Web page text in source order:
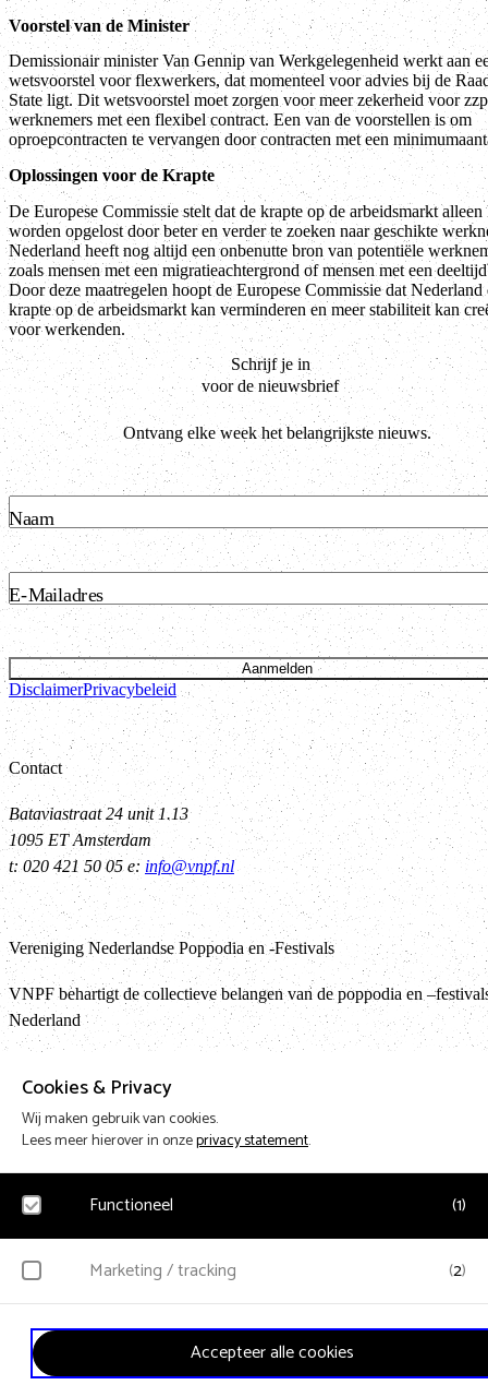
Cookies & Privacy
Wij maken gebruik van cookies.
Lees meer hierover in onzeprivacy statement.
Functioneel (1)
Noodzakelijk
functionele cookies geplaatst. Hierbij worden geen persoonsgegevens verzameld.
Marketing / tracking (2)
YouTube
Klikgedrag, bekeken video’s en aangepaste voorkeuren worden verzameld.
Bezoekersinformatie en gebruikersgedrag wordt gebruikt voor advertenties.
Accepteer alle cookies
Voorstel van de Minister
Demissionair minister Van Gennip van Werkgelegenheid werkt aan
wetsvoorstel voor flexwerkers, dat momenteel voor advies bij de
State ligt. Dit wetsvoorstel moet zorgen voor meer zekerheid voor
werknemers met een flexibel contract. Een van de voorstellen is om
oproepcontracten te vervangen door contracten met een
Oplossingen voor de Krapte
De Europese Commissie stelt dat de krapte op de arbeidsmarkt alleen
worden opgelost door beter en verder te zoeken naar geschikte
Nederland heeft nog altijd een onbenutte bron van potentiële
zoals mensen met een migratieachtergrond of mensen met een
Door deze maatregelen hoopt de Europese Commissie dat Nederland
krapte op de arbeidsmarkt kan verminderen en meer stabiliteit kan
voor werkenden.
Schrijf je in
voor de nieuwsbrief
Ontvang elke week het belangrijkste nieuws.
Naam
E-Mailadres
Aanmelden
DisclaimerPrivacybeleid
Contact
Bataviastraat 24 unit 1.13
1095 ET Amsterdam
t: 020 421 50 05 e: info@vnpf.nl
Vereniging Nederlandse Poppodia en -Festivals
VNPF behartigt de collectieve belangen van de poppodia en
Nederland
Design & Code by Eagerly